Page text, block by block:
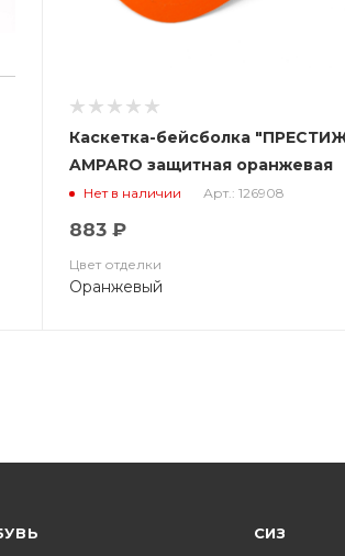
Каскетка-бейсболка
AMPARO защитная оранжевая
126908
Нет в наличии Арт.: 126908
883 ₽
Цвет отделки
Оранжевый
СИЗ